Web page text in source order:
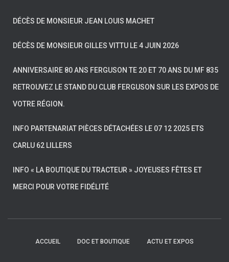
DÉCÈS DE MONSIEUR JEAN LOUIS MACHET
DÉCÈS DE MONSIEUR GILLES VITTU LE 4 JUIN 2026
ANNIVERSAIRE 80 ANS FERGUSON TE 20 ET 70 ANS DU MF 835
RETROUVEZ LE STAND DU CLUB FERGUSON SUR LES EXPOS DE
VOTRE RÉGION.
INFO PARTENARIAT PIÈCES DÉTACHÉES LE 07 12 2025 ETS
CARLU 62 LILLERS
INFO « LA BOUTIQUE DU TRACTEUR » JOYEUSES FÊTES ET
MERCI POUR VOTRE FIDÉLITÉ
ACCUEIL DOC ET BOUTIQUE ACTU ET EXPOS